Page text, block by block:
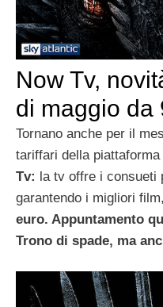
Now Tv,
di maggio da
Tornano anche per il
tariffari della piattaforma
Tv: la tv offre i consueti
garantendo i migliori
euro. Appuntamento
Trono di spade, ma